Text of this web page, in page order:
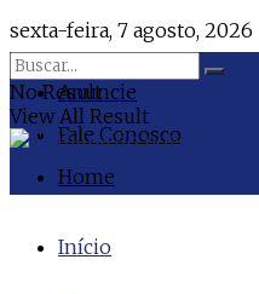
sexta-feira, 7 agosto, 2026
Anuncie
Fale Conosco
Home
No Result
View All Result
Início